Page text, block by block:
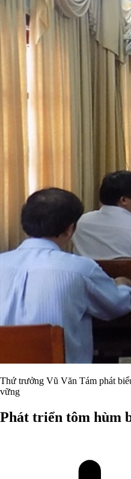
Thứ trưởng Vũ Văn Tám phát
vững
Phát triển tôm hùm